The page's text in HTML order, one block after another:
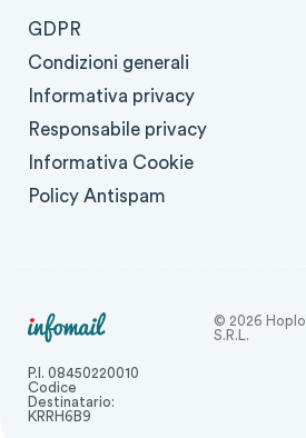
GDPR
Condizioni generali
Informativa privacy
Responsabile privacy
Informativa Cookie
Policy Antispam
© 2026 Hoplo
S.r.l.
P.I. 08450220010
Codice
Destinatario:
KRRH6B9